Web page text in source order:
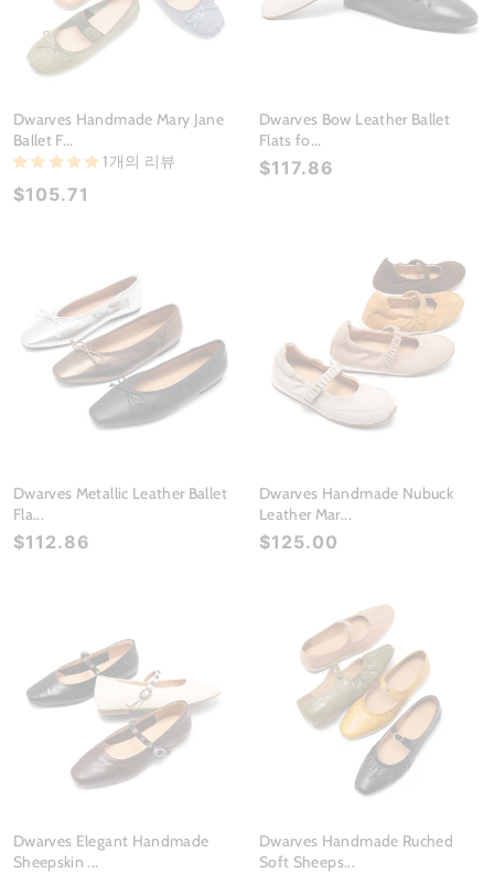
Dwarves Handmade Mary Jane
Ballet F...
1개의 리뷰
$105.71
Dwarves Bow Leather Ballet
Flats fo...
$117.86
Dwarves Metallic Leather Ballet
Fla...
$112.86
Dwarves Handmade Nubuck
Leather Mar...
$125.00
Dwarves Elegant Handmade
Sheepskin ...
Dwarves Handmade Ruched
Soft Sheeps...